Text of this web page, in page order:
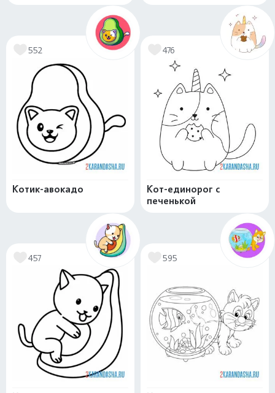
552
Котик-авокадо
476
Кот-единорог с
печенькой
457 595